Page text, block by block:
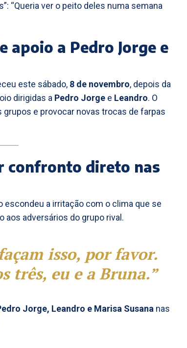
“Queria ver o peito deles numa semana
apoio a Pedro Jorge e
este sábado, 8 de novembro, depois da
dirigidas a Pedro Jorge e Leandro. O
e provocar novas trocas de farpas
confronto direto nas
escondeu a irritação com o clima que se
aos adversários do grupo rival.
isso, por favor.
três, eu e a Bruna.”
Jorge, Leandro e Marisa Susana nas